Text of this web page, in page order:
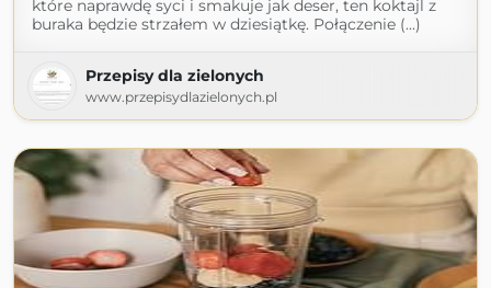
które naprawdę syci i smakuje jak deser, ten koktajl z
buraka będzie strzałem w dziesiątkę. Połączenie (...)
Przepisy dla zielonych
www.przepisydlazielonych.pl